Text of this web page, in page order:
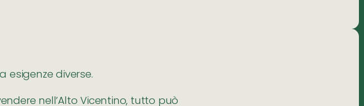
esigenze diverse.
nell’Alto Vicentino, tutto può